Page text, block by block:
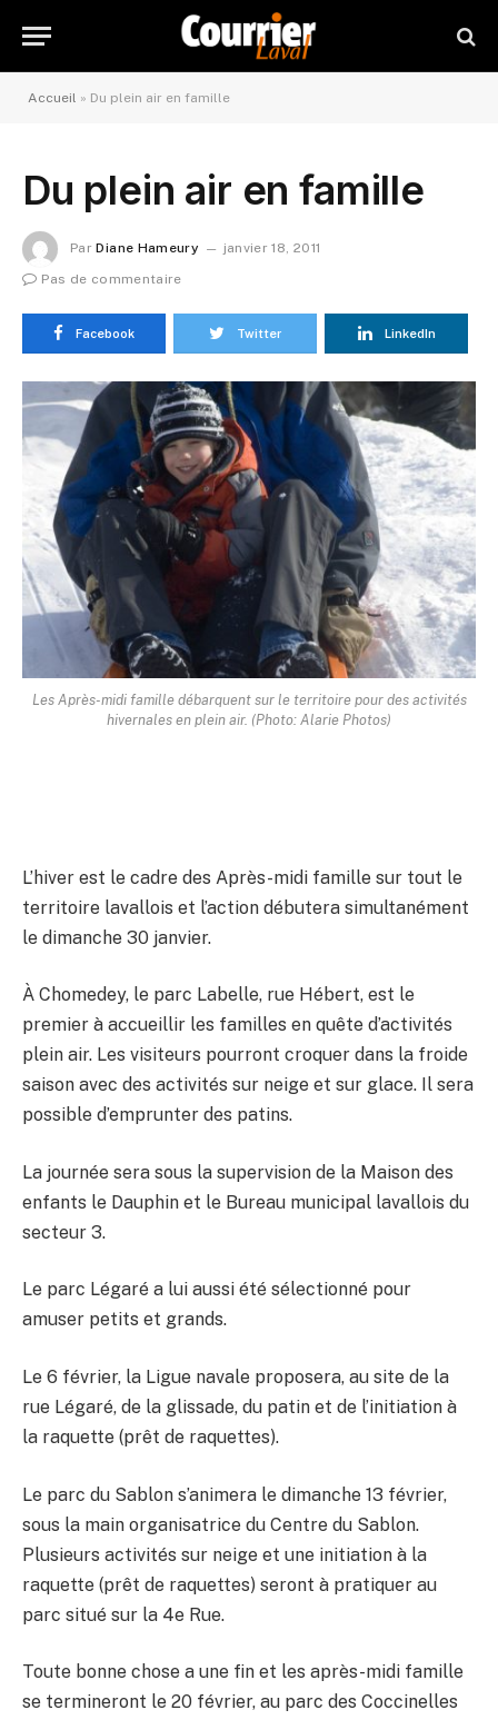
Accueil » Du plein air en famille
Du plein air en famille
Par Diane Hameury
janvier 18, 2011
Pas de commentaire
Facebook Twitter LinkedIn
Les Après-midi famille débarquent sur le territoire pour des activités
hivernales en plein air. (Photo: Alarie Photos)
L’hiver est le cadre des Après-midi famille sur tout le
territoire lavallois et l’action débutera simultanément
le dimanche 30 janvier.
À Chomedey, le parc Labelle, rue Hébert, est le
premier à accueillir les familles en quête d’activités
plein air. Les visiteurs pourront croquer dans la froide
saison avec des activités sur neige et sur glace. Il sera
possible d’emprunter des patins.
La journée sera sous la supervision de la Maison des
enfants le Dauphin et le Bureau municipal lavallois du
secteur 3.
Le parc Légaré a lui aussi été sélectionné pour
amuser petits et grands.
Le 6 février, la Ligue navale proposera, au site de la
rue Légaré, de la glissade, du patin et de l’initiation à
la raquette (prêt de raquettes).
Le parc du Sablon s’animera le dimanche 13 février,
sous la main organisatrice du Centre du Sablon.
Plusieurs activités sur neige et une initiation à la
raquette (prêt de raquettes) seront à pratiquer au
parc situé sur la 4e Rue.
Toute bonne chose a une fin et les après-midi famille
se termineront le 20 février, au parc des Coccinelles